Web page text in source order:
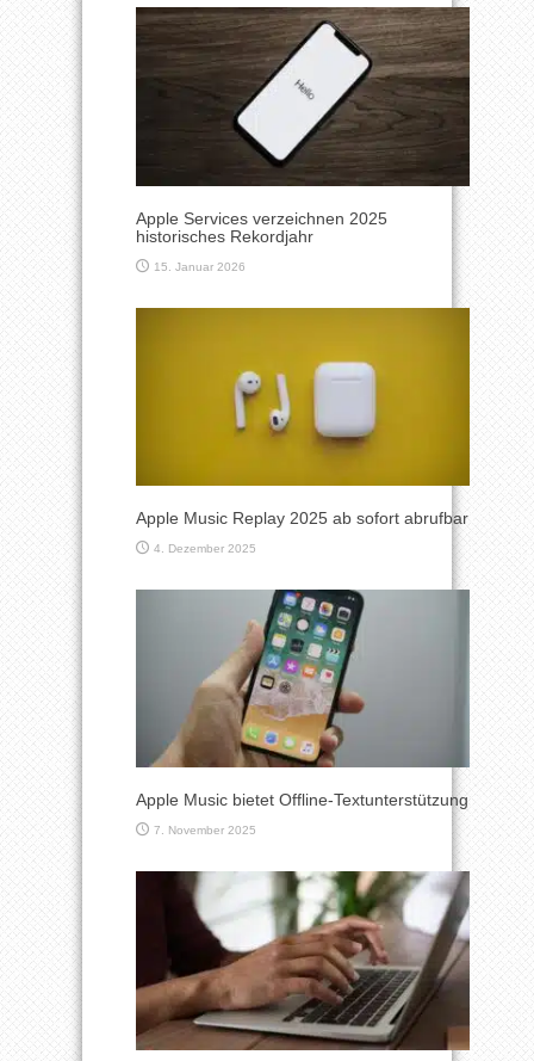
Apple Services verzeichnen 2025
historisches Rekordjahr
15. Januar 2026
Apple Music Replay 2025 ab sofort abrufbar
4. Dezember 2025
Apple Music bietet Offline-Textunterstützung
7. November 2025